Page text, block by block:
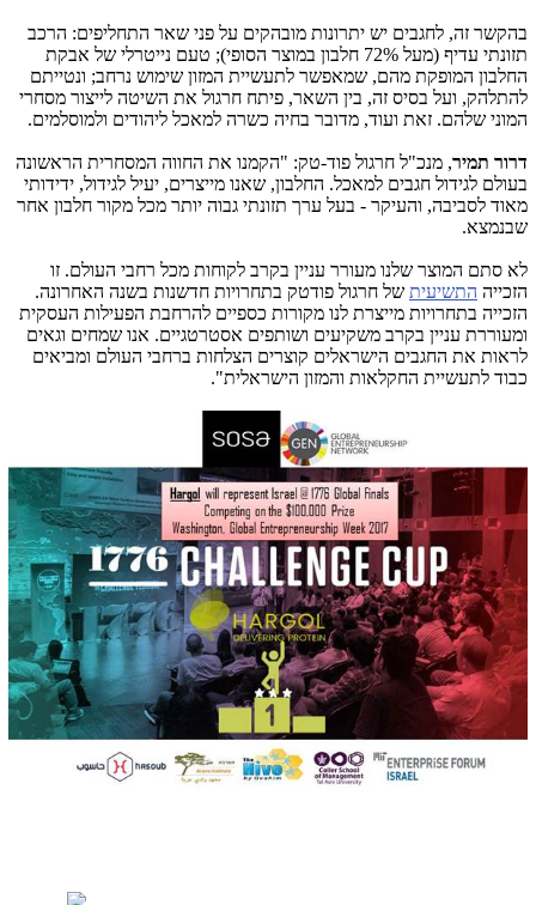
בהקשר זה, לחגבים יש יתרונות מובהקים על פני שאר התחליפים: הרכב
תזונתי עדיף (מעל 72% חלבון במוצר הסופי); טעם נייטרלי של אבקת
החלבון המופקת מהם, שמאפשר לתעשיית המזון שימוש נרחב; ונטייתם
להתלהק, ועל בסיס זה, בין השאר, פיתח חרגול את השיטה לייצור מסחרי
המוני שלהם. זאת ועוד, מדובר בחיה כשרה למאכל ליהודים ולמוסלמים.
דרור תמיר, מנכ"ל חרגול פוד-טק: "הקמנו את החווה המסחרית הראשונה
בעולם לגידול חגבים למאכל. החלבון, שאנו מייצרים, יעיל לגידול, ידידותי
מאוד לסביבה, והעיקר - בעל ערך תזונתי גבוה יותר מכל מקור חלבון אחר
שבנמצא.
לא סתם המוצר שלנו מעורר עניין בקרב לקוחות מכל רחבי העולם. זו
הזכייה התשיעית של חרגול פודטק בתחרויות חדשנות בשנה האחרונה.
הזכייה בתחרויות מייצרת לנו מקורות כספיים להרחבת הפעילות העסקית
ומעוררת עניין בקרב משקיעים ושותפים אסטרטגיים. אנו שמחים וגאים
לראות את החגבים הישראלים קוצרים הצלחות ברחבי העולם ומביאים
כבוד לתעשיית החקלאות והמזון הישראלית".